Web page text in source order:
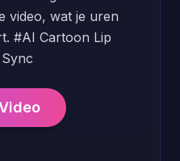
video, wat je uren
#AI Cartoon Lip